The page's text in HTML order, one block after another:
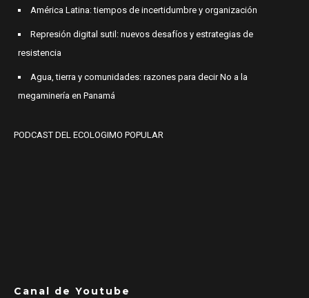
América Latina: tiempos de incertidumbre y organización
Represión digital sutil: nuevos desafíos y estrategias de
resistencia
Agua, tierra y comunidades: razones para decir No a la
megaminería en Panamá
PODCAST DEL ECOLOGIMO POPULAR
Canal de Youtube